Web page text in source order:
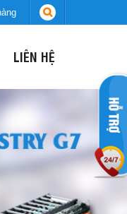
LIÊN HỆ